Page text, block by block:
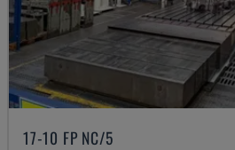
17-10 FP NC/5